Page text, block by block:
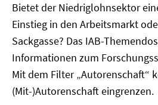
Bietet der Niedriglohnsektor
Einstieg in den Arbeitsmarkt
Sackgasse? Das IAB-
Informationen zum
Mit dem Filter „Autorenschaft“
(Mit-)Autorenschaft eingrenzen.